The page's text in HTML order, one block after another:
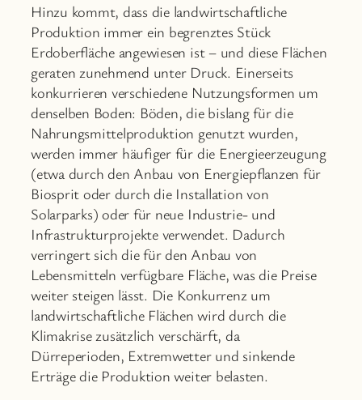
Hinzu kommt, dass die landwirtschaftliche
Produktion immer ein begrenztes Stück
Erdoberfläche angewiesen ist – und diese Flächen
geraten zunehmend unter Druck. Einerseits
konkurrieren verschiedene Nutzungsformen um
denselben Boden: Böden, die bislang für die
Nahrungsmittelproduktion genutzt wurden,
werden immer häufiger für die Energieerzeugung
(etwa durch den Anbau von Energiepflanzen für
Biosprit oder durch die Installation von
Solarparks) oder für neue Industrie- und
Infrastrukturprojekte verwendet. Dadurch
verringert sich die für den Anbau von
Lebensmitteln verfügbare Fläche, was die Preise
weiter steigen lässt. Die Konkurrenz um
landwirtschaftliche Flächen wird durch die
Klimakrise zusätzlich verschärft, da
Dürreperioden, Extremwetter und sinkende
Erträge die Produktion weiter belasten.